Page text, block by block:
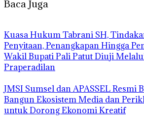
Baca Juga
‎Kuasa Hukum Tabrani SH,
Penyitaan, Penangkapan Hingga
Wakil Bupati Pali Patut Diuji
Praperadilan
JMSI Sumsel dan APASSEL Resmi
Bangun Ekosistem Media dan
untuk Dorong Ekonomi Kreatif